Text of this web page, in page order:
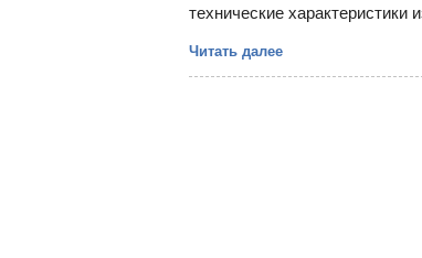
технические характеристики
Читать далее